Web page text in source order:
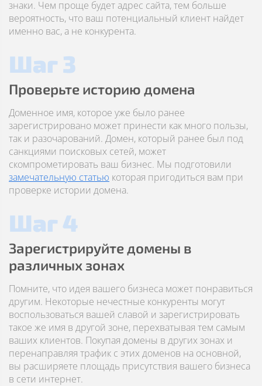
знаки. Чем проще будет адрес сайта, тем больше
вероятность, что ваш потенциальный клиент найдет
именно вас, а не конкурента.
Шаг 3
Проверьте историю домена
Доменное имя, которое уже было ранее
зарегистрировано может принести как много пользы,
так и разочарований. Домен, который ранее был под
санкциями поисковых сетей, может
скомпрометировать ваш бизнес. Мы подготовили
замечательную статью которая пригодиться вам при
проверке истории домена.
Шаг 4
Зарегистрируйте домены в
различных зонах
Помните, что идея вашего бизнеса может понравиться
другим. Некоторые нечестные конкуренты могут
воспользоваться вашей славой и зарегистрировать
такое же имя в другой зоне, перехватывая тем самым
ваших клиентов. Покупая домены в других зонах и
перенаправляя трафик с этих доменов на основной,
вы расширяете площадь присутствия вашего бизнеса
в сети интернет.